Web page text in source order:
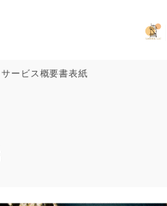
サービス概要書表紙